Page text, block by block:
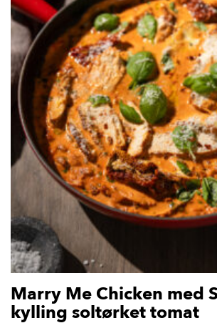
Marry Me Chicken med
kylling soltørket tomat